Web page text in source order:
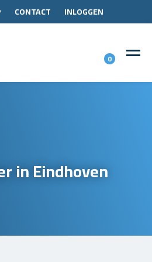
CONTACT INLOGGEN
0
in Eindhoven